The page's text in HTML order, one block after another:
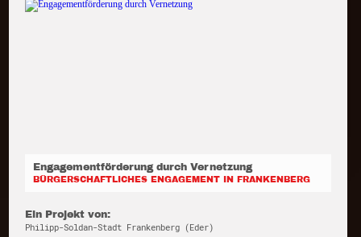
Engagementförderung durch Vernetzung
BÜRGERSCHAFTLICHES ENGAGEMENT IN FRANKENBERG
Ein Projekt von:
Philipp-Soldan-Stadt Frankenberg (Eder)